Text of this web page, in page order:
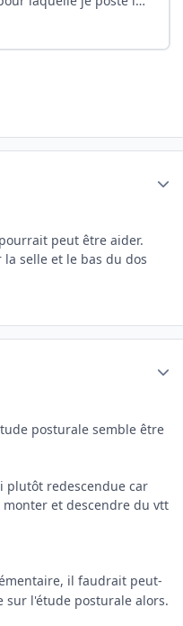
peut être aider.
selle et le bas du dos
posturale semble être
plutôt redescendue car
et descendre du vtt
il faudrait peut-
sur l'étude posturale alors.